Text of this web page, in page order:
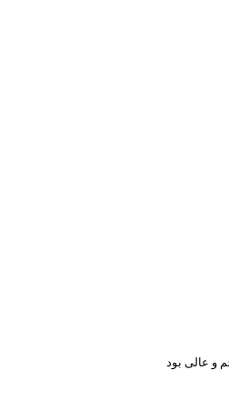
و عالی بود